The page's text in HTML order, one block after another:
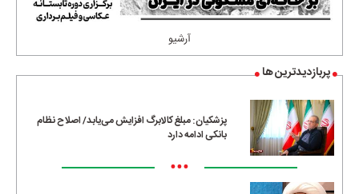
آرشیو
پربازدیدترین ها
پزشکیان: مبلغ کالابرگ افزایش می‌یابد/ اصلاح نظام
بانکی ادامه دارد
•••